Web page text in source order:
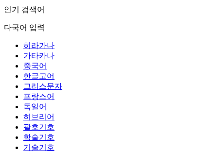
인기 검색어
다국어 입력
히라가나
가타카나
중국어
한글고어
그리스문자
프랑스어
독일어
히브리어
괄호기호
학술기호
기술기호